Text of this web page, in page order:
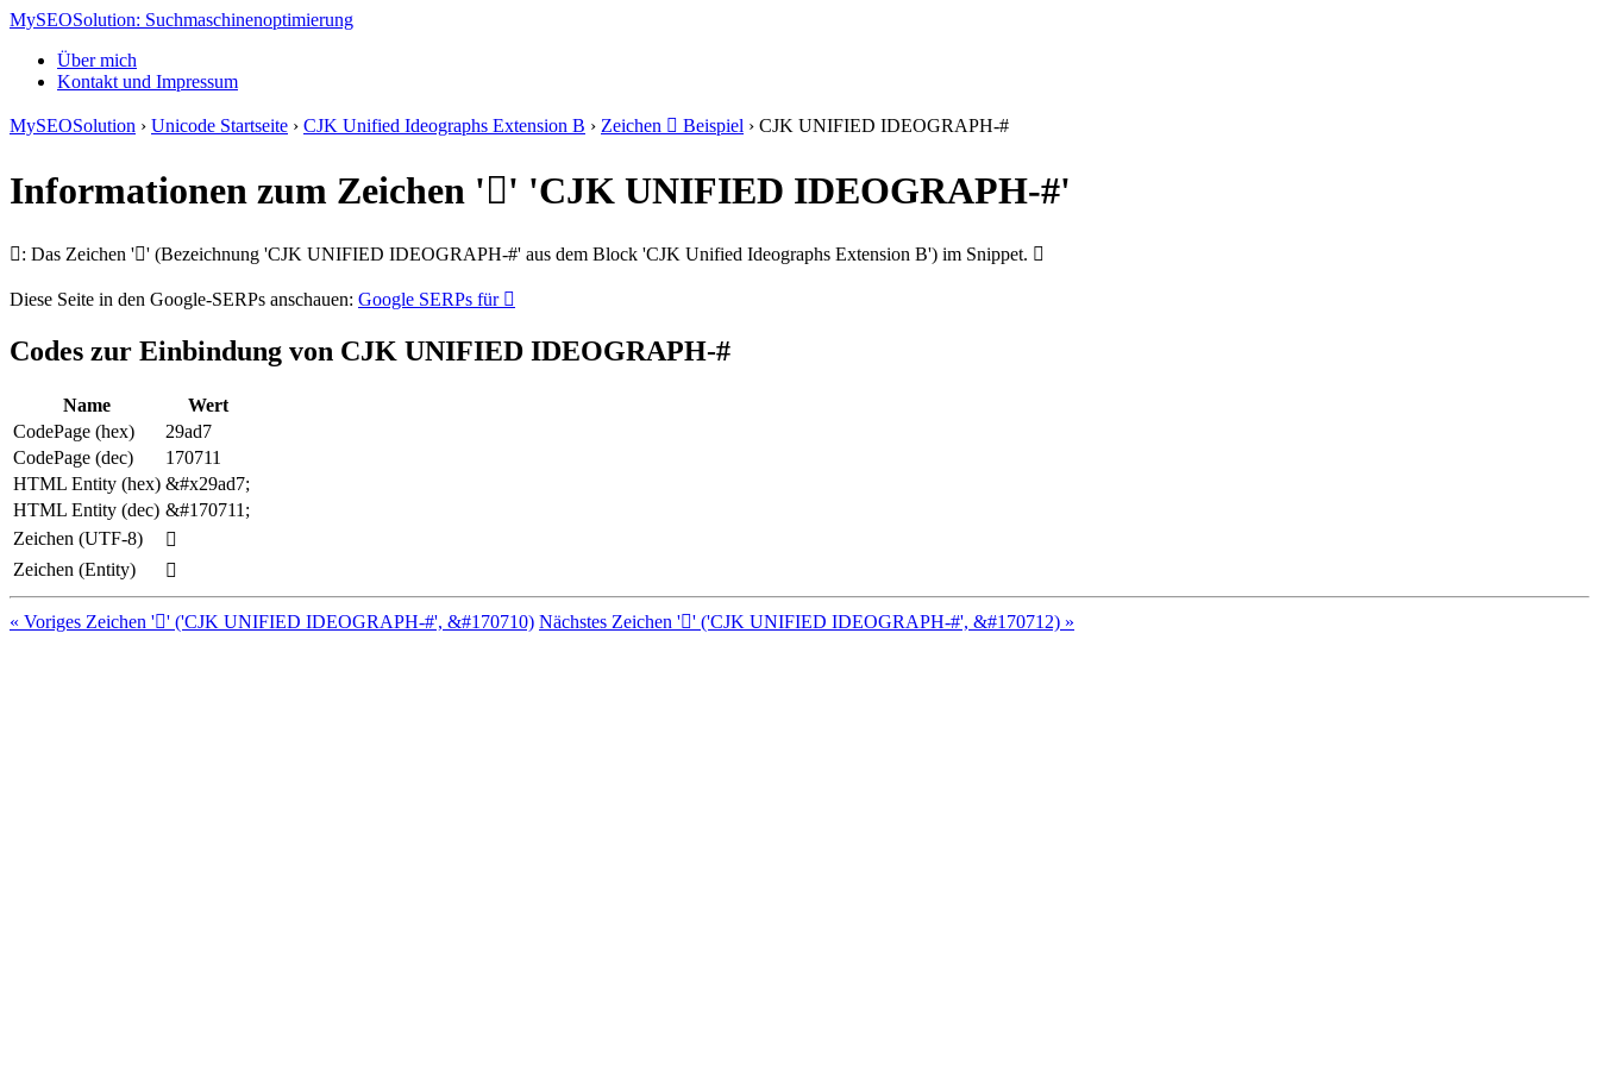
MySEOSolution: Suchmaschinenoptimierung
Über mich
Kontakt und Impressum
MySEOSolution › Unicode Startseite › CJK Unified Ideographs Extension B › Zeichen 𩫗 Beispiel › CJK UNIFIED IDEOGRAPH-#
Informationen zum Zeichen '𩫗' 'CJK UNIFIED IDEOGRAPH-#'
𩫗: Das Zeichen '𩫗' (Bezeichnung 'CJK UNIFIED IDEOGRAPH-#' aus dem Block 'CJK Unified Ideographs Extension B') im Snippet. 𩫗
Diese Seite in den Google-SERPs anschauen: Google SERPs für 𩫗
Codes zur Einbindung von CJK UNIFIED IDEOGRAPH-#
Name
Wert
CodePage (hex)
29ad7
CodePage (dec)
170711
HTML Entity (hex) &#x29ad7;
HTML Entity (dec) &#170711;
Zeichen (UTF-8)
𩫗
Zeichen (Entity)
𩫗
« Voriges Zeichen '𩫖' ('CJK UNIFIED IDEOGRAPH-#', &#170710) Nächstes Zeichen '𩫘' ('CJK UNIFIED IDEOGRAPH-#', &#170712) »